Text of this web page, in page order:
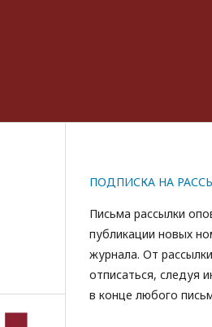
ПОДПИСКА НА
Письма рассылки
публикации новых
журнала. От
отписаться, следуя
в конце любого